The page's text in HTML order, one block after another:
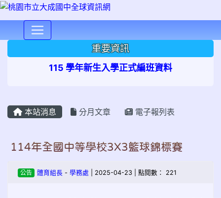
重要資訊
115 學年新生入學正式編班資料
本站消息 分月文章 電子報列表
114年全國中等學校3X3籃球錦標賽
公告 體育組長- 學務處 | 2025-04-23 | 點閱數： 221